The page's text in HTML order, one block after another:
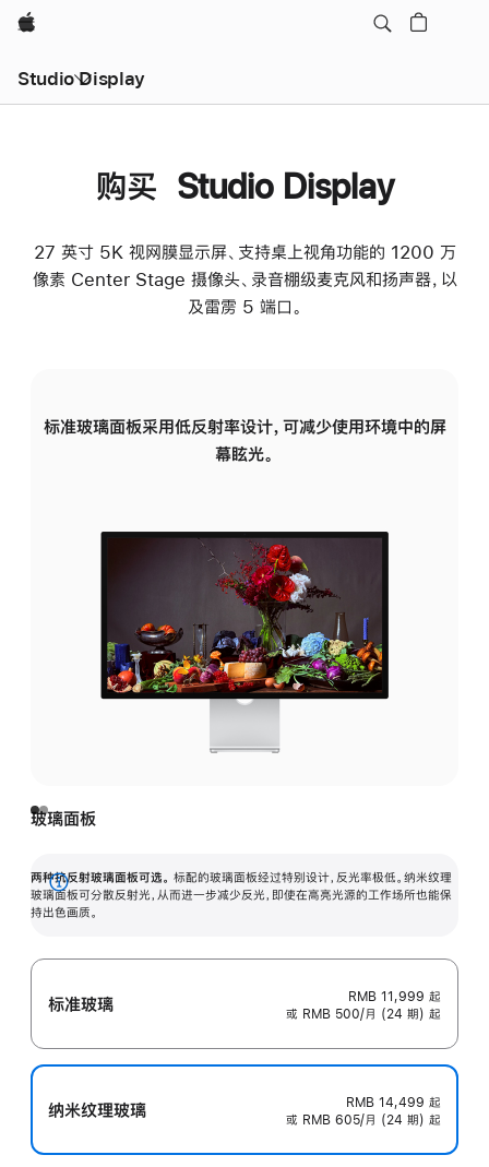
Apple
Studio Display
购买 Studio Display
27 英寸 5K 视网膜显示屏、支持桌上视角功能的 1200 万
像素 Center Stage 摄像头、录音棚级麦克风和扬声器，以
及雷雳 5 端口。
标准玻璃面板采用低反射率设计，可减少使用环境中的屏
幕眩光。
玻璃面板
两种抗反射玻璃面板可选。 标配的玻璃面板经过特别设计，反光率极低。纳米纹理
玻璃面板可分散反射光，从而进一步减少反光，即使在高亮光源的工作场所也能保
持出色画质。
展
开
标准玻璃 RMB 11,999 起
或 RMB 500/月 (24 期) 起
纳米纹理玻璃 RMB 14,499 起
或 RMB 605/月 (24 期) 起